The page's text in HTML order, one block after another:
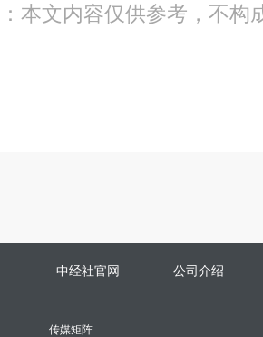
本文内容仅供参考，不构
中经社官网 公司介绍
传媒矩阵